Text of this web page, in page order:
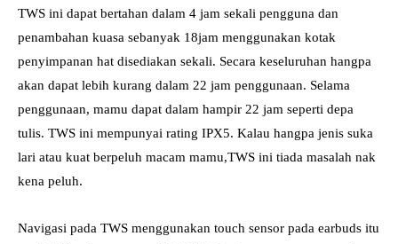
TWS ini dapat bertahan dalam 4 jam sekali pengguna dan
penambahan kuasa sebanyak 18jam menggunakan kotak
penyimpanan hat disediakan sekali. Secara keseluruhan hangpa
akan dapat lebih kurang dalam 22 jam penggunaan. Selama
penggunaan, mamu dapat dalam hampir 22 jam seperti depa
tulis. TWS ini mempunyai rating IPX5. Kalau hangpa jenis suka
lari atau kuat berpeluh macam mamu,TWS ini tiada masalah nak
kena peluh.
Navigasi pada TWS menggunakan touch sensor pada earbuds itu